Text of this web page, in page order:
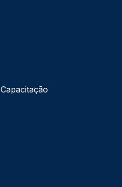
Capacitação